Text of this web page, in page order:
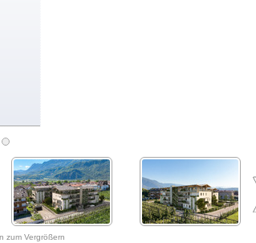
zum Vergrößern